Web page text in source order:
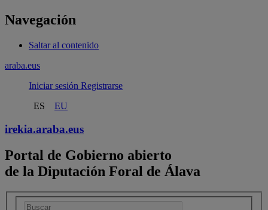
Navegación
Saltar al contenido
araba.eus
Iniciar sesión Registrarse
ES
EU
irekia.araba.eus
Portal de Gobierno abierto
de la Diputación Foral de Álava